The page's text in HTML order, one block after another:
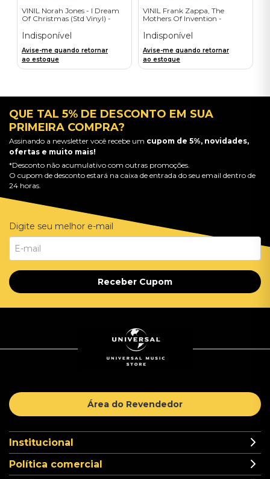
VINIL Norah Jones - I Dream
Of Christmas (Std Vinyl) -
Indisponível
Avise-me quando retornar
ao estoque
VINIL Frank Zappa, The
Mothers Of Invention -
The Mothers - Importado
Indisponível
Avise-me quando retornar
ao estoque
QUE TAL 5% DE DESCONTO EM SUA
PRIMEIRA COMPRA?
Assinando a newsletter você recebe um cupom de 5%, novidades,
ofertas e muito mais!
*Desconto não acumulativo com outras promoções.
O cupom de desconto estará na caixa de entrada do seu email dentro de
24 horas.
Digite seu melhor e-mail
Receber Cupom
Área do Revendedor
Institucional
Política comercial